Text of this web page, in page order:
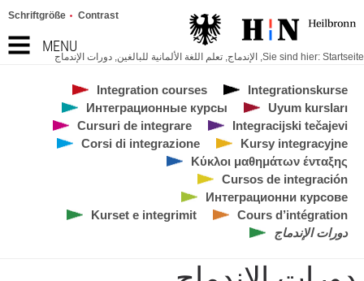
MENU
Schriftgröße Contrast
Sie sind hier: Startseite
, الإندماج, تعلم اللغة الألمانية للبالغين, دورات الإندماج
Integrationskurse
Integration courses
Uyum kursları
Интеграционные курсы
Integracijski tečajevi
Cursuri de integrare
Kursy integracyjne
Corsi di integrazione
Κύκλοι μαθημάτων ένταξης
Cursos de integración
Интеграционни курсове
Cours d’intégration
Kurset e integrimit
دورات الإندماج